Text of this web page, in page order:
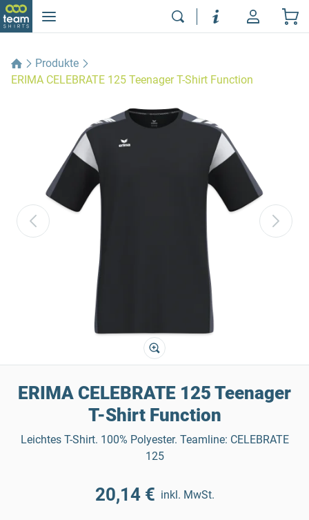
Produkte
ERIMA CELEBRATE 125 Teenager T-Shirt Function
ERIMA CELEBRATE 125 Teenager
T-Shirt Function
Leichtes T-Shirt. 100% Polyester. Teamline: CELEBRATE
125
20,14 € inkl. MwSt.